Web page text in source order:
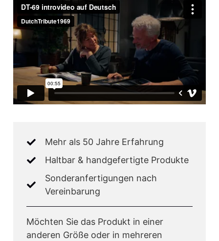
Mehr als 50 Jahre Erfahrung
Haltbar & handgefertigte Produkte
Sonderanfertigungen nach
Vereinbarung
Möchten Sie das Produkt in einer
anderen Größe oder in mehreren